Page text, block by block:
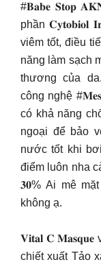
#𝐁𝐚𝐛𝐞 𝐒𝐭𝐨𝐩 𝐀𝐊𝐍
phần 𝐂𝐲𝐭𝐨𝐛𝐢𝐨𝐥
viêm tốt, điều
năng làm sạch
thương của da.
công nghệ
có khả năng
ngoại để bảo
nước tốt khi
điểm luôn nha
𝟑𝟎% Ai mê mặt
không ạ.
𝐕𝐢𝐭𝐚𝐥 𝐂 𝐌𝐚𝐬𝐪𝐮𝐞
chiết xuất Tảo